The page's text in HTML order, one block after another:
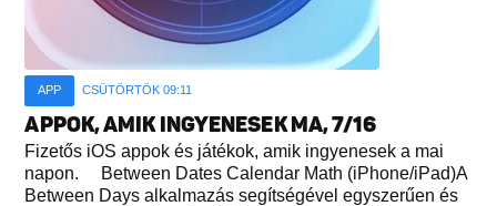
APP CSÜTÖRTÖK 09:11
APPOK, AMIK INGYENESEK MA, 7/16
Fizetős iOS appok és játékok, amik ingyenesek a mai
napon. Between Dates Calendar Math (iPhone/iPad)A
Between Days alkalmazás segítségével egyszerűen és